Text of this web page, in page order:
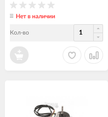
Нет в наличии
Кол-во